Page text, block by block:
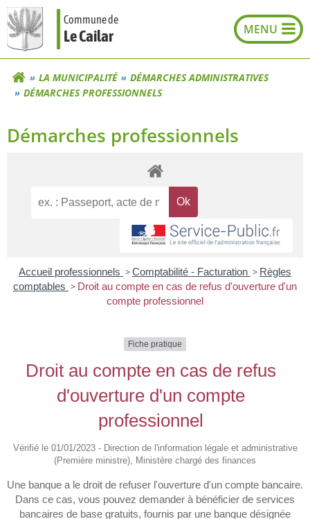
Aller
au
contenu
Commune de
Le Cailar
LA MUNICIPALITÉ
DÉMARCHES ADMINISTRATIVES
DÉMARCHES PROFESSIONNELS
Démarches professionnels
Accueil professionnels >Comptabilité - Facturation > Règles
comptables > Droit au compte en cas de refus d'ouverture d'un
compte professionnel
Fiche pratique
Droit au compte en cas de refus
d'ouverture d'un compte
professionnel
Vérifié le 01/01/2023 - Direction de l'information légale et administrative
(Première ministre), Ministère chargé des finances
Une banque a le droit de refuser l'ouverture d'un compte bancaire.
Dans ce cas, vous pouvez demander à bénéficier de services
bancaires de base gratuits, fournis par une banque désignée